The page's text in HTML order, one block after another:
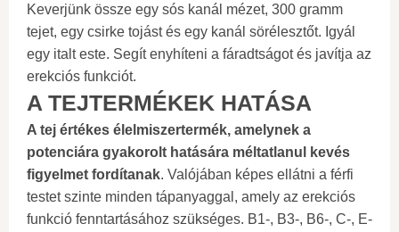
Keverjünk össze egy sós kanál mézet, 300 gramm
tejet, egy csirke tojást és egy kanál sörélesztőt. Igyál
egy italt este. Segít enyhíteni a fáradtságot és javítja az
erekciós funkciót.
A TEJTERMÉKEK HATÁSA
A tej értékes élelmiszertermék, amelynek a
potenciára gyakorolt ​​hatására méltatlanul kevés
figyelmet fordítanak. Valójában képes ellátni a férfi
testet szinte minden tápanyaggal, amely az erekciós
funkció fenntartásához szükséges. B1-, B3-, B6-, C-, E-